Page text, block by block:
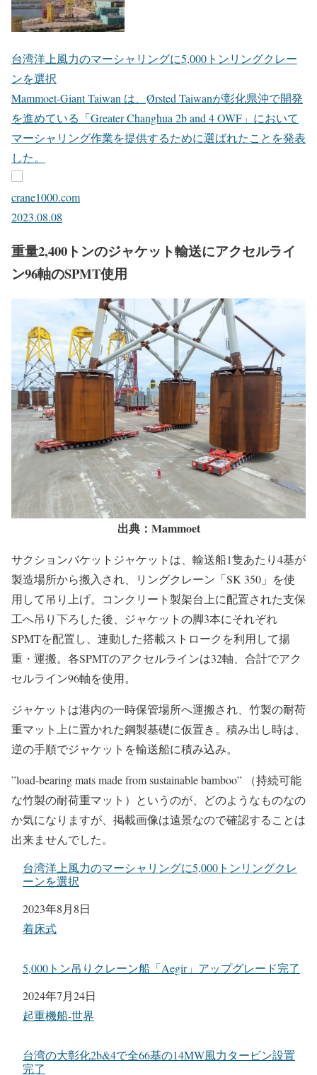
台湾洋上風力のマーシャリングに5,000トンリングクレー
ンを選択
Mammoet-Giant Taiwan は、Ørsted Taiwanが彰化県沖で開発
を進めている「Greater Changhua 2b and 4 OWF」において
マーシャリング作業を提供するために選ばれたことを発表
した。
crane1000.com
2023.08.08
重量2,400トンのジャケット輸送にアクセルライ
ン96軸のSPMT使用
出典：Mammoet
サクションバケットジャケットは、輸送船1隻あたり4基が
製造場所から搬入され、リングクレーン「SK 350」を使
用して吊り上げ。コンクリート製架台上に配置された支保
工へ吊り下ろした後、ジャケットの脚3本にそれぞれ
SPMTを配置し、連動した搭載ストロークを利用して揚
重・運搬。各SPMTのアクセルラインは32軸、合計でアク
セルライン96軸を使用。
ジャケットは港内の一時保管場所へ運搬され、竹製の耐荷
重マット上に置かれた鋼製基礎に仮置き。積み出し時は、
逆の手順でジャケットを輸送船に積み込み。
”load-bearing mats made from sustainable bamboo” （持続可能
な竹製の耐荷重マット）というのが、どのようなものなの
か気になりますが、掲載画像は遠景なので確認することは
出来ませんでした。
台湾洋上風力のマーシャリングに5,000トンリングクレ
ーンを選択
日付
2023年8月8日
関連理由
着床式
5,000トン吊りクレーン船「Aegir」アップグレード完了
日付
2024年7月24日
関連理由
起重機船-世界
台湾の大彰化2b&4で全66基の14MW風力タービン設置
完了